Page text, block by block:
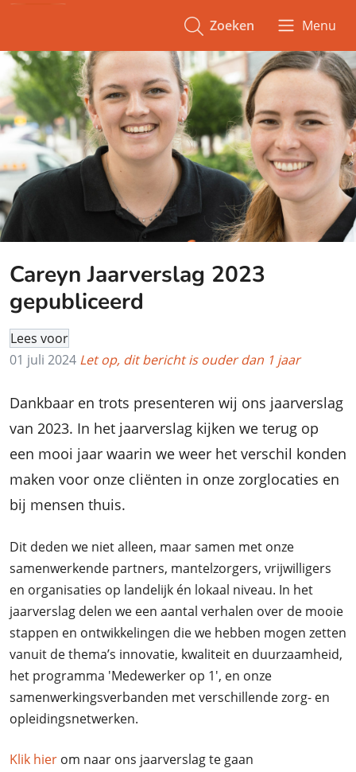
Zoeken Menu
Careyn Jaarverslag 2023
gepubliceerd
Lees voor
01 juli 2024 Let op, dit bericht is ouder dan 1 jaar
Dankbaar en trots presenteren wij ons jaarverslag
van 2023. In het jaarverslag kijken we terug op
een mooi jaar waarin we weer het verschil konden
maken voor onze cliënten in onze zorglocaties en
bij mensen thuis.
Dit deden we niet alleen, maar samen met onze
samenwerkende partners, mantelzorgers, vrijwilligers
en organisaties op landelijk én lokaal niveau. In het
jaarverslag delen we een aantal verhalen over de mooie
stappen en ontwikkelingen die we hebben mogen zetten
vanuit de thema’s innovatie, kwaliteit en duurzaamheid,
het programma 'Medewerker op 1', en onze
samenwerkingsverbanden met verschillende zorg- en
opleidingsnetwerken.
Klik hier om naar ons jaarverslag te gaan